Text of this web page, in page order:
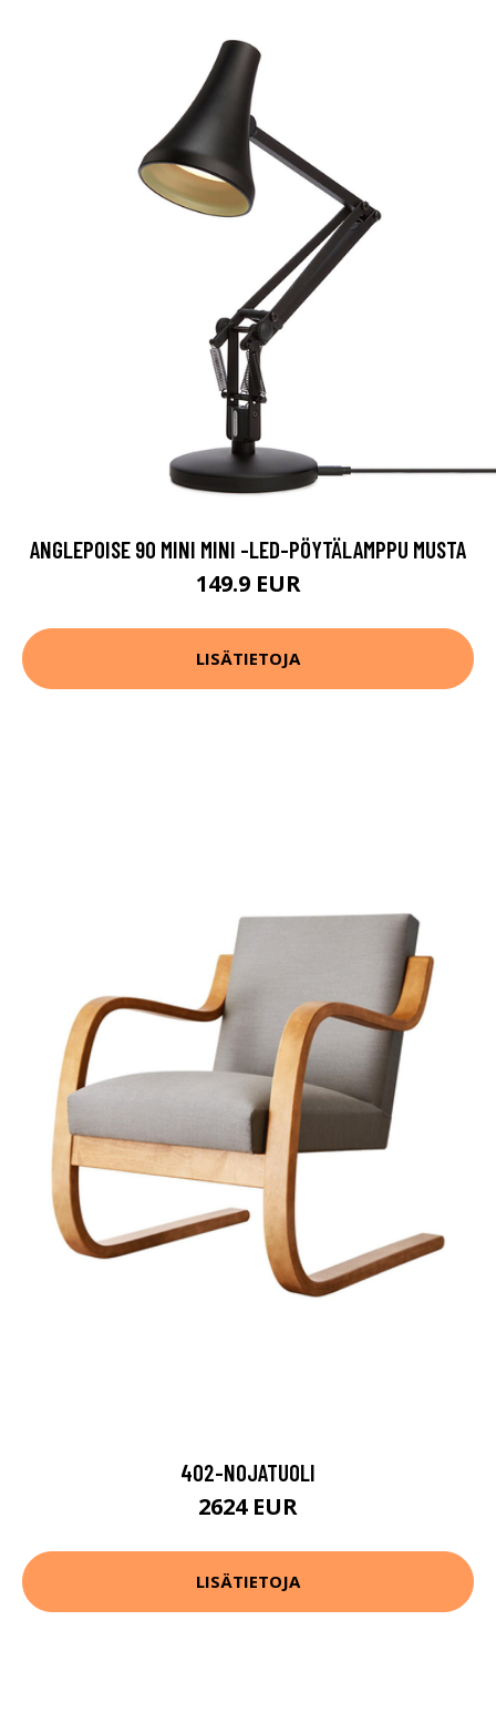
ANGLEPOISE 90 MINI MINI -LED-PÖYTÄLAMPPU MUSTA
149.9 EUR
LISÄTIETOJA
402-NOJATUOLI
2624 EUR
LISÄTIETOJA